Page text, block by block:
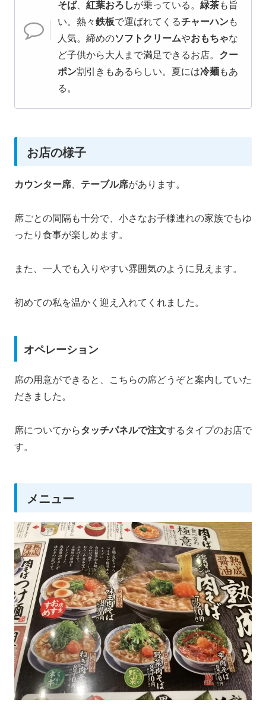
そば、 紅葉おろしが乗っている。 緑茶も旨
い。熱々鉄板で運ばれてくるチャーハンも
人気。締めのソフトクリームやおもちゃな
ど子供から大人まで満足できるお店。 クー
ポン割引きもあるらしい。夏には冷麺もあ
る。
お店の様子
カウンター席、 テーブル席があります。
席ごとの間隔も十分で、小さなお子様連れの家族でもゆ
ったり食事が楽しめます。
また、一人でも入りやすい雰囲気のように見えます。
初めての私を温かく迎え入れてくれました。
オペレーション
席の用意ができると、こちらの席どうぞと案内していた
だきました。
席についてからタッチパネルで注文するタイプのお店で
す。
メニュー